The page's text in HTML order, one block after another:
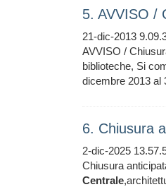
5. AVVISO /
21-dic-2013
AVVISO /
biblioteche, Si
dicembre 2013 al
6. Chiusura
2-dic-2025
Chiusura
Centrale